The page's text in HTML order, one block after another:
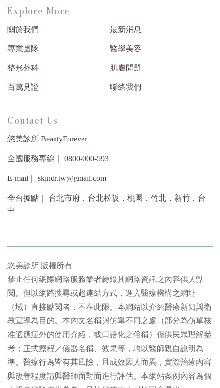
Explore More
關於我們 最新消息
專業團隊 醫學美容
整形外科 肌膚問題
百萬見證 聯絡我們
Contact Us
悠美診所 BeautyForever
全國服務專線｜ 0800-000-593
E-mail｜ skindr.tw@gmail.com
全台據點｜ 台北市府．台北松阪．桃園．竹北．新竹．台
中
悠美診所 版權所有
禁止任何網際網路服務業者轉錄其網路資訊之內容供人點
閱。但以網路搜尋或超連結方式，進入醫療機構之網址
（域）直接點閱者，不在此限。本網站以介紹醫療新知與衛
教宣導為目的。本內文名稱與仿單不同之處（部分為仿單核
准適應症外的使用介紹，或口語化之俗稱）僅供民眾理解參
考；正式療程／儀器名稱、效果等，均以醫師親自說明為
準。醫療行為皆有其風險，且成效因人而異，實際治療內容
與改善程度請與醫師面對面進行評估。本網站案例內容為個